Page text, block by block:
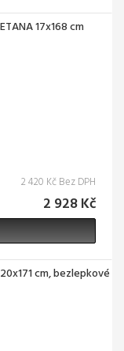
17x168 cm
2 420 Kč Bez DPH
2 928 Kč
cm, bezlepkové